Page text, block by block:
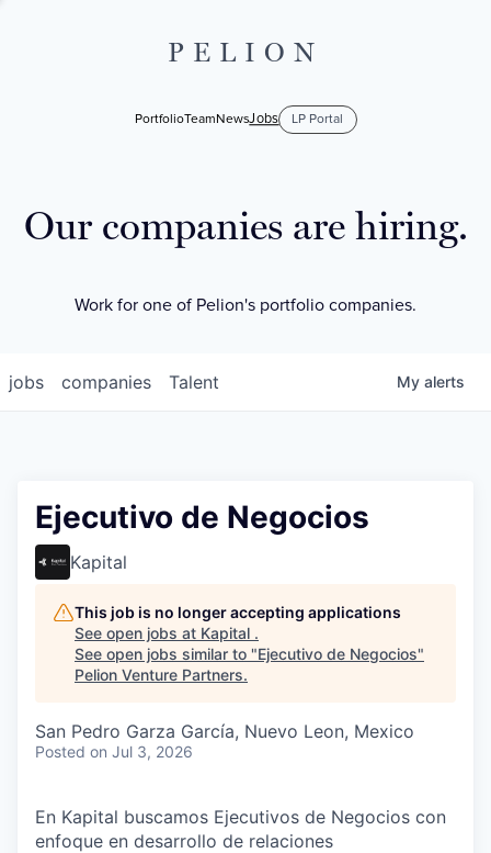
PELION
PortfolioTeamNewsJobs LP Portal
Our companies are hiring.
Work for one of Pelion's portfolio companies.
jobs companies Talent My alerts
Ejecutivo de Negocios
Kapital
This job is no longer accepting applications
See open jobs at Kapital .
See open jobs similar to "Ejecutivo de Negocios"
Pelion Venture Partners.
San Pedro Garza García, Nuevo Leon, Mexico
Posted on Jul 3, 2026
En Kapital buscamos Ejecutivos de Negocios con
enfoque en desarrollo de relaciones